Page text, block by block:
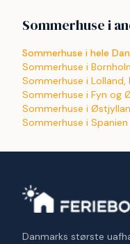
Sommerhuse i
Sommerhuse i hele
Sommerhuse i
Sommerhuse i Lolland,
Sommerhuse i Fyn og
Sommerhuse i
Sommerhuse i Spanien
Danmarks største